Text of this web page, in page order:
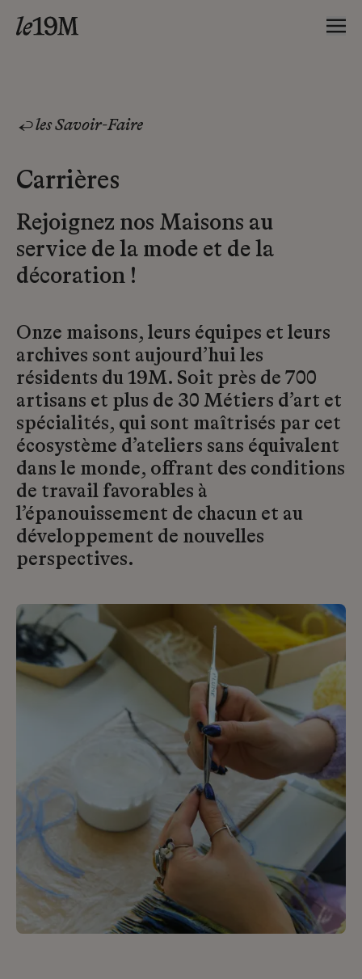
les Savoir-Faire
Carrières
Rejoignez nos Maisons au
service de la mode et de la
décoration !
Onze maisons, leurs équipes et leurs
archives sont aujourd’hui les
résidents du 19M. Soit près de 700
artisans et plus de 30 Métiers d’art et
spécialités, qui sont maîtrisés par cet
écosystème d’ateliers sans équivalent
dans le monde, offrant des conditions
de travail favorables à
l’épanouissement de chacun et au
développement de nouvelles
perspectives.